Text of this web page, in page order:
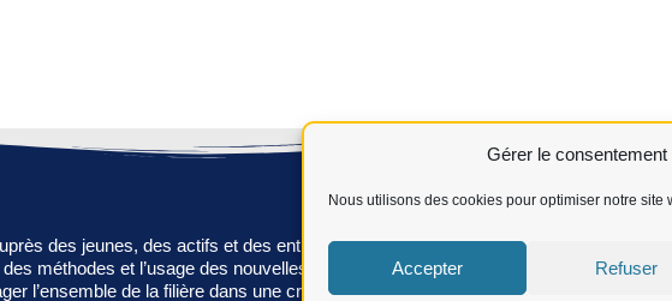
Gérer le
Nous utilisons des cookies pour optimiser notre site
Accepter Refuser
des jeunes, des actifs et des entreprises dans leurs réussites, par l’acquisition
méthodes et l’usage des nouvelles technologies, et ce, à chaque étape de la
l’ensemble de la filière dans une croissance durable, responsable et profitable pour